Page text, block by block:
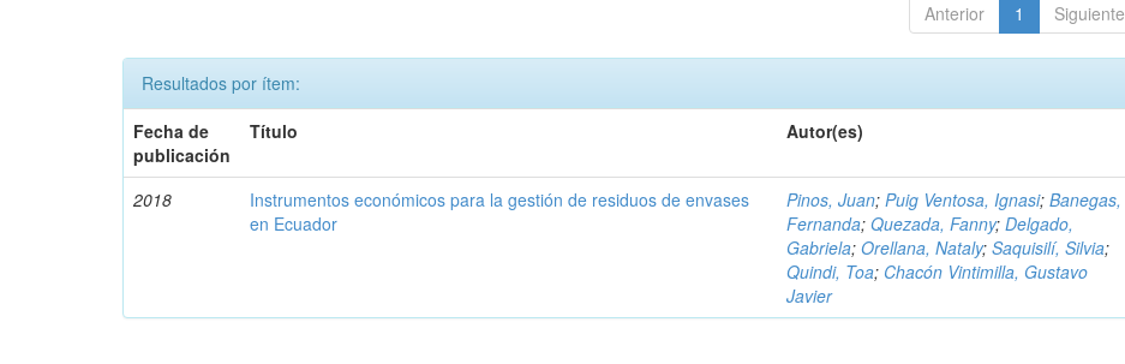
Anterior 1 Siguiente
Resultados por ítem:
Fecha de
publicación
Título Autor(es)
2018
Instrumentos económicos para la gestión de residuos de envases
en Ecuador
Pinos, Juan;Puig Ventosa, Ignasi;Banegas,
Fernanda;Quezada, Fanny;Delgado,
Gabriela;Orellana, Nataly;Saquisilí, Silvia;
Quindi, Toa; Chacón Vintimilla, Gustavo
Javier